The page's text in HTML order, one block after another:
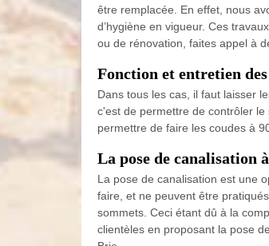
être remplacée. En effet, nous
d’hygiène en vigueur. Ces
ou de rénovation, faites appel à
Fonction et entretien
Dans tous les cas, il faut laisser
c'est de permettre de contrôler
permettre de faire les coudes à
La pose de canalisation
La pose de canalisation est une
faire, et ne peuvent être
sommets. Ceci étant dû à la
clientèles en proposant la pose